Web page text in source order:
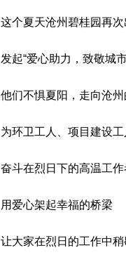
这个夏天沧州碧桂园再
发起“爱心助力，致敬城
他们不惧夏阳，走向沧
为环卫工人、项目建设工
奋斗在烈日下的高温工
用爱心架起幸福的桥梁
让大家在烈日的工作中